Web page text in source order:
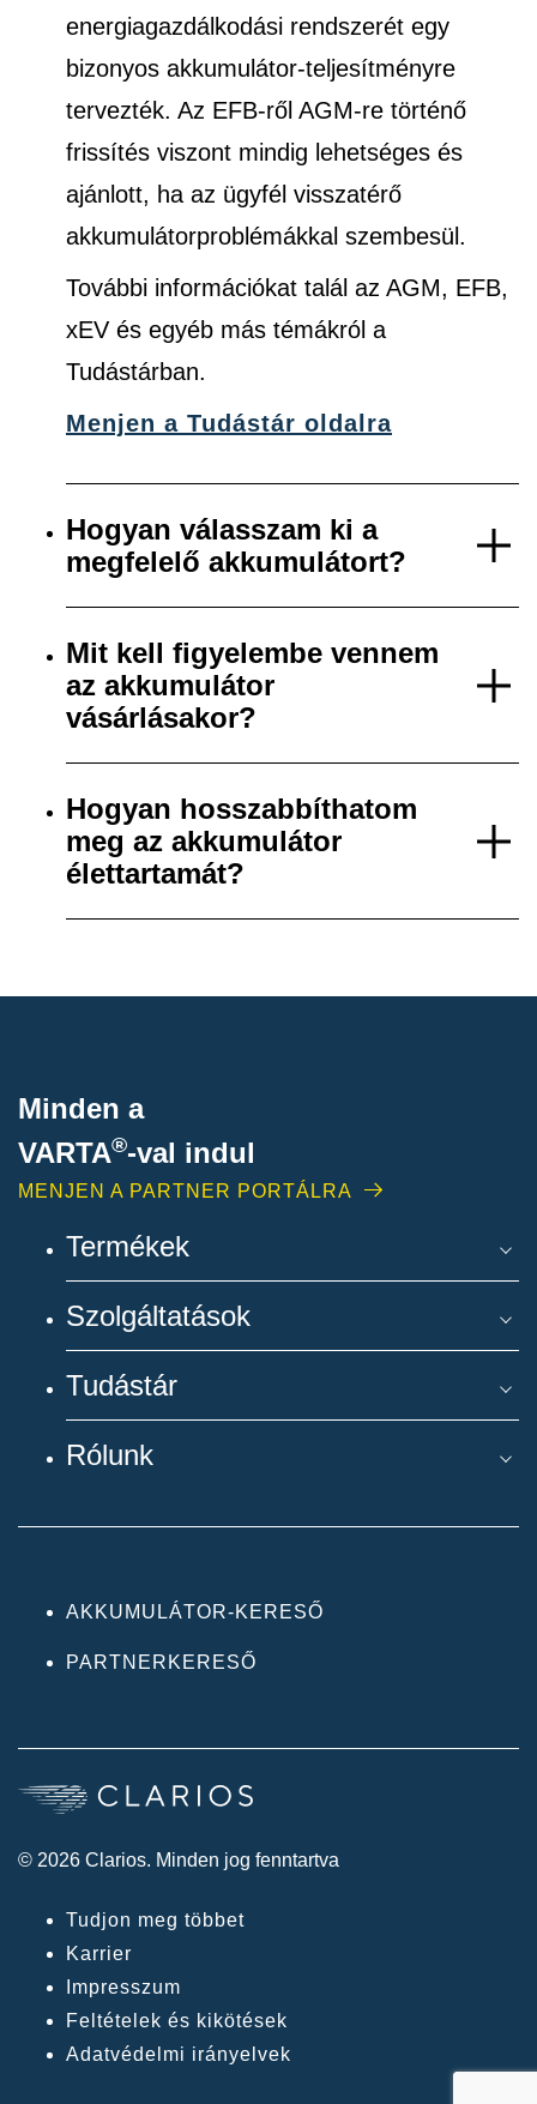
energiagazdálkodási rendszerét egy
bizonyos akkumulátor-teljesítményre
tervezték. Az EFB-ről AGM-re történő
frissítés viszont mindig lehetséges és
ajánlott, ha az ügyfél visszatérő
akkumulátorproblémákkal szembesül.
További információkat talál az AGM, EFB,
xEV és egyéb más témákról a
Tudástárban.
Menjen a Tudástár oldalra
Hogyan válasszam ki a
megfelelő akkumulátort?
Mit kell figyelembe vennem
az akkumulátor
vásárlásakor?
Hogyan hosszabbíthatom
meg az akkumulátor
élettartamát?
Minden a
VARTA®-val indul
MENJEN A PARTNER PORTÁLRA
Termékek
Szolgáltatások
Tudástár
Rólunk
AKKUMULÁTOR-KERESŐ
PARTNERKERESŐ
© 2026 Clarios. Minden jog fenntartva
Tudjon meg többet
Karrier
Impresszum
Feltételek és kikötések
Adatvédelmi irányelvek